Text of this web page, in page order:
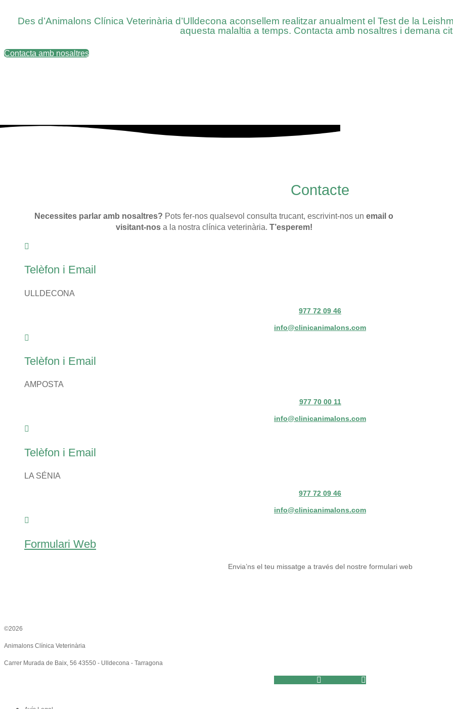
Des d’Animalons Clínica Veterinària d’Ulldecona aconsellem realitzar anualment el Test de la
aquesta malaltia a temps. Contacta amb nosaltres i demana
Contacta amb nosaltres
Contacte
Necessites parlar amb nosaltres? Pots fer-nos qualsevol consulta trucant, escrivint-nos un email o
visitant-nosa la nostra clínica veterinària. T’esperem!
Telèfon i Email
ULLDECONA
977 72 09 46
info@clinicanimalons.com
Telèfon i Email
AMPOSTA
977 70 00 11
info@clinicanimalons.com
Telèfon i Email
LA SÉNIA
977 72 09 46
info@clinicanimalons.com
Formulari Web
Envia’ns el teu missatge a través del nostre formulari web
©2026
Animalons Clínica Veterinària
Carrer Murada de Baix, 56 43550 - Ulldecona - Tarragona